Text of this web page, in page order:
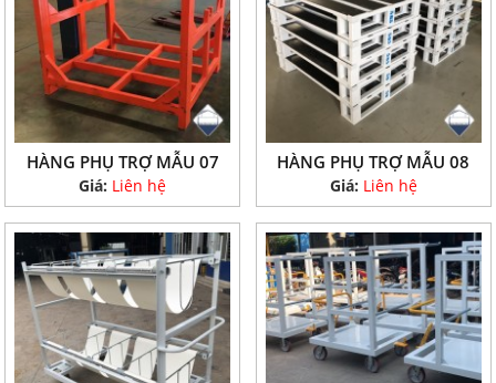
HÀNG PHỤ TRỢ MẪU 07
Giá: Liên hệ
HÀNG PHỤ TRỢ MẪU 08
Giá: Liên hệ